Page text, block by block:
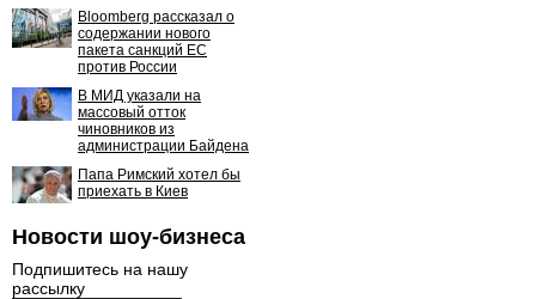
Bloomberg рассказал о
содержании нового
пакета санкций ЕС
против России
В МИД указали на
массовый отток
чиновников из
администрации Байдена
Папа Римский хотел бы
приехать в Киев
Новости шоу-бизнеса
Подпишитесь на нашу
рассылку